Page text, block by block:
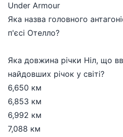
Under Armour
Яка назва головного
п'єсі Отелло?
Яка довжина річки Ніл, що
найдовших річок у світі?
6,650 км
6,853 км
6,992 км
7,088 км